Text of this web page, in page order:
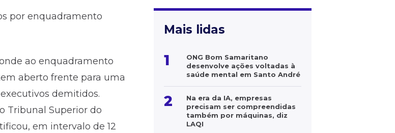
por enquadramento
ao enquadramento
aberto frente para uma
demitidos.
Tribunal Superior do
em intervalo de 12
Mais lidas
1
ONG Bom Samaritano
desenvolve ações voltadas à
saúde mental em Santo André
2
Na era da IA, empresas
precisam ser compreendidas
também por máquinas, diz
LAQI